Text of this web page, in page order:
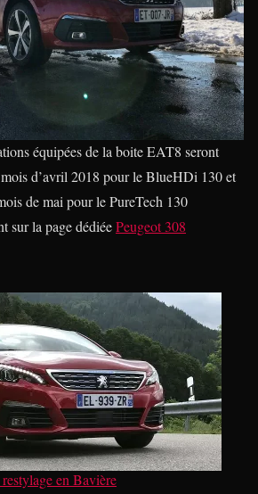
équipées de la boite EAT8 seront
d’avril 2018 pour le BlueHDi 130 et
de mai pour le PureTech 130
sur la page dédiéePeugeot 308
en Bavière